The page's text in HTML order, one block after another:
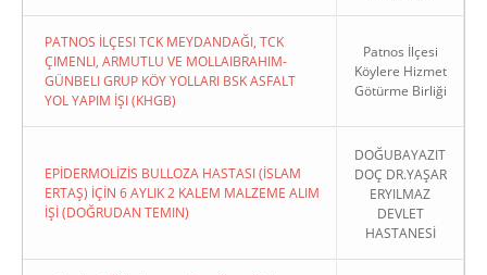
PATNOS İLÇESI TCK MEYDANDAĞI, TCK
ÇIMENLI, ARMUTLU VE MOLLAIBRAHIM-
GÜNBELI GRUP KÖY YOLLARI BSK ASFALT
YOL YAPIM İŞI (KHGB)
Patnos İlçesi
Köylere Hizmet
Götürme Birliği
EPİDERMOLİZİS BULLOZA HASTASI (İSLAM
ERTAŞ) İÇİN 6 AYLIK 2 KALEM MALZEME ALIM
İŞİ (DOĞRUDAN TEMIN)
DOĞUBAYAZIT
DOÇ DR.YAŞAR
ERYILMAZ
DEVLET
HASTANESİ